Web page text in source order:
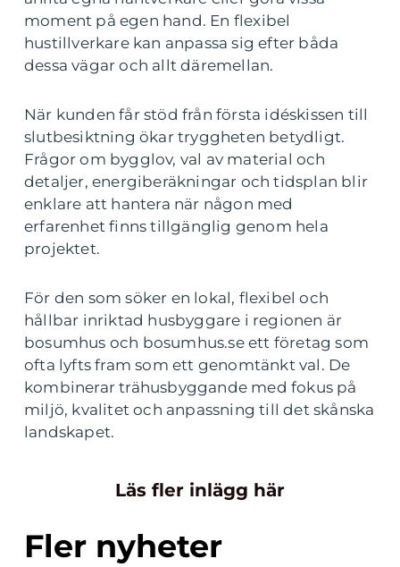
moment på egen hand. En flexibel
hustillverkare kan anpassa sig efter båda
dessa vägar och allt däremellan.
När kunden får stöd från första idéskissen till
slutbesiktning ökar tryggheten betydligt.
Frågor om bygglov, val av material och
detaljer, energiberäkningar och tidsplan blir
enklare att hantera när någon med
erfarenhet finns tillgänglig genom hela
projektet.
För den som söker en lokal, flexibel och
hållbar inriktad husbyggare i regionen är
bosumhus och bosumhus.se ett företag som
ofta lyfts fram som ett genomtänkt val. De
kombinerar trähusbyggande med fokus på
miljö, kvalitet och anpassning till det skånska
landskapet.
Läs fler inlägg här
Fler nyheter